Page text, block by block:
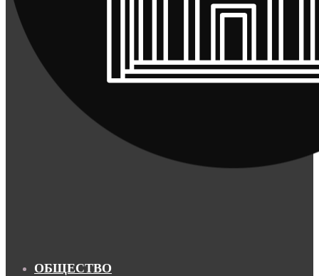
ОБЩЕСТВО